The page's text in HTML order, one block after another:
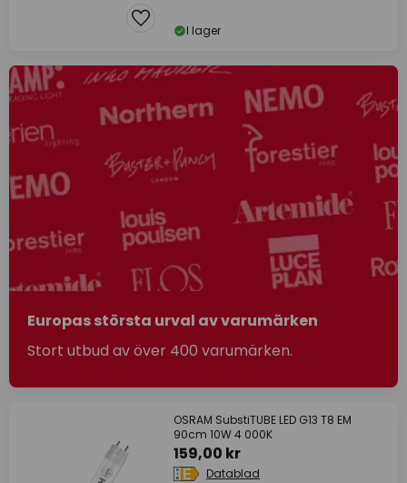
I lager
Europas största urval av varumärken
Stort utbud av över 400 varumärken.
OSRAM SubstiTUBE LED G13 T8 EM
90cm 10W 4 000K
159,00 kr
Datablad